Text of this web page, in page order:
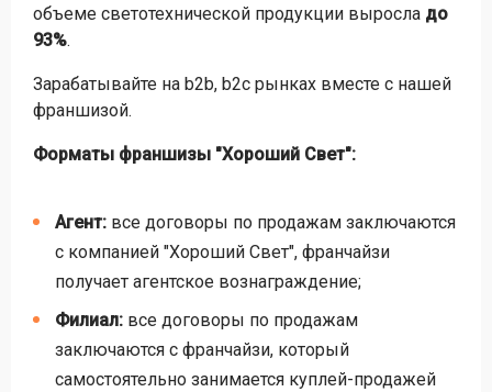
объеме светотехнической продукции выросла до
93%.
Зарабатывайте на b2b, b2c рынках вместе с нашей
франшизой.
Форматы франшизы "Хороший Свет":
Агент: все договоры по продажам заключаются
с компанией "Хороший Свет", франчайзи
получает агентское вознаграждение;
Филиал: все договоры по продажам
заключаются с франчайзи, который
самостоятельно занимается куплей-продажей